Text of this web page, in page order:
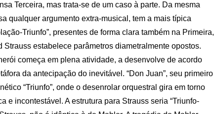
Terceira, mas trata-se de um caso à parte. Da mesma
qualquer argumento extra-musical, tem a mais típica
Triunfo”, presentes de forma clara também na Primeira,
estabelece parâmetros diametralmente opostos.
começa em plena atividade, a desenvolve de acordo
da antecipação do inevitável. “Don Juan”, seu primeiro
“Triunfo”, onde o desenrolar orquestral gira em torno
e incontestável. A estrutura para Strauss seria “Triunfo-